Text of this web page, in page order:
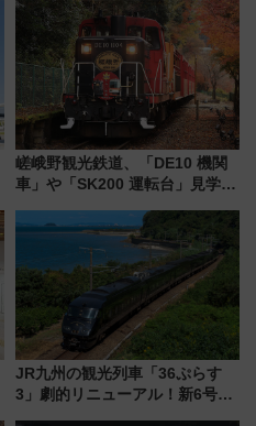
放的な車内空間に注目、デビュ
ーは9月
嵯峨野観光鉄道、「DE10 機関
車」や「SK200 運転台」見学ツ
トの一環で激レア体験できちゃ
うかも 参加方法やスケジュール
をご紹介
JR九州の観光列車「36ぷらす
3」劇的リニューアル！新6号車